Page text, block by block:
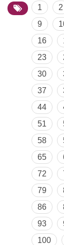
1 2
9
16
23
30
37
44
51
58
65
72
79
86
93
100